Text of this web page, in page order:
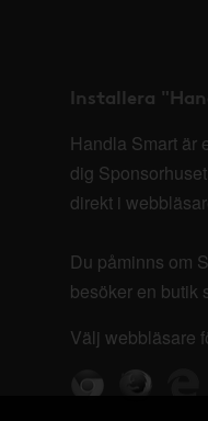
Installera
Handla Smart är
dig
direkt i
Du påminns om
besöker en butik
Välj webbläsare